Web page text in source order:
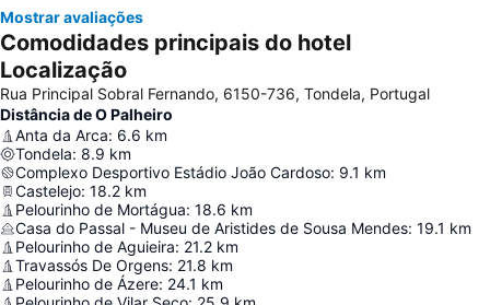
Mostrar avaliações
Comodidades principais do hotel
Localização
Rua Principal Sobral Fernando, 6150-736, Tondela, Portugal
Distância de O Palheiro
Anta da Arca: 6.6 km
Tondela: 8.9 km
Complexo Desportivo Estádio João Cardoso: 9.1 km
Castelejo: 18.2 km
Pelourinho de Mortágua: 18.6 km
Casa do Passal - Museu de Aristides de Sousa Mendes: 19.1 km
Pelourinho de Aguieira: 21.2 km
Travassós De Orgens: 21.8 km
Pelourinho de Ázere: 24.1 km